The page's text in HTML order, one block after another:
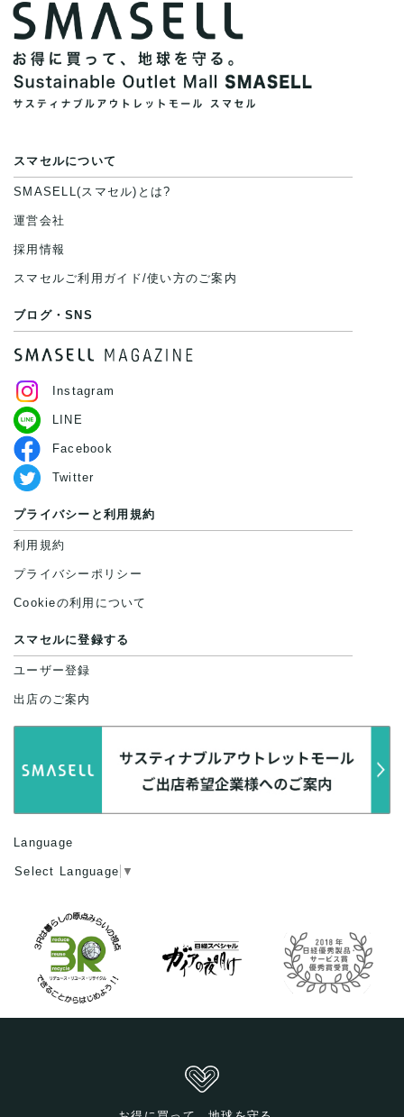
スマセルについて
SMASELL(スマセル)とは?
運営会社
採用情報
スマセルご利用ガイド/使い方のご案内
ブログ・SNS
Instagram
LINE
Facebook
Twitter
プライバシーと利用規約
利用規約
プライバシーポリシー
Cookieの利用について
スマセルに登録する
ユーザー登録
出店のご案内
Language
Select Language ▼